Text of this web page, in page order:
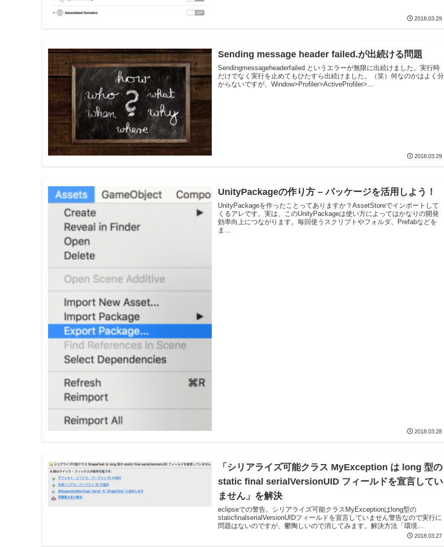
2018.03.29
Sending message header failed.が出続ける問題
Sendingmessageheaderfailed.というエラーが無限に出続けました。実行時
だけでなく実行を止めてもひたすら出続けました。（笑）何なのかはよく分
からないですが、Window>Profiler>ActiveProfiler>...
2018.03.29
UnityPackageの作り方 – パッケージを活用しよう！
UnityPackageを作ったことってありますか？AssetStoreでインポートして
くるアレです。実は、このUnityPackageは使い方によってはかなりの開発
効率向上につながります。毎回使うスクリプトやフォルダ、Prefabなどを
ま...
2018.03.28
「シリアライズ可能クラス MyException は long 型の
static final serialVersionUID フィールドを宣言してい
ません」を解決
eclipseでの警告。シリアライズ可能クラスMyExceptionはlong型の
staticfinalserialVersionUIDフィールドを宣言していません警告なので実行に
問題はないのですが、鬱陶しいので消してみます。解決方法「環境...
2018.03.27